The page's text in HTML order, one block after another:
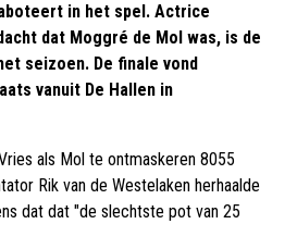
in het spel. Actrice
dat Moggré de Mol was, is de
seizoen. De finale vond
vanuit De Hallen in
als Mol te ontmaskeren 8055
Rik van de Westelaken herhaalde
dat dat "de slechtste pot van 25